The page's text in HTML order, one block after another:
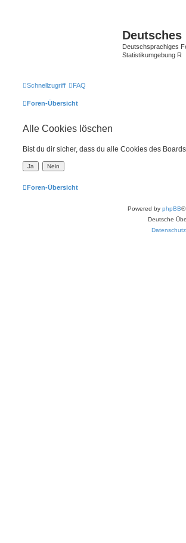
Deutsches
Deutschsprachiges
Statistikumgebung R
Schnellzugriff FAQ
Foren-Übersicht
Alle Cookies löschen
Bist du dir sicher, dass du alle Cookies des
Foren-Übersicht
Powered by phpBB®
Deutsche
Datenschutz